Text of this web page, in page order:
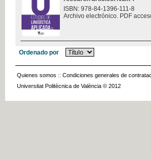
ISBN: 978-84-1396-111-8
Archivo electrónico. PDF
Ordenado por
Quienes somos :: Condiciones generales de
Universitat Politècnica de València © 2012